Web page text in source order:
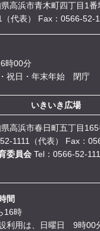
高浜市青木町四丁目1番
代表）
Fax：0566-52-
時00分
祝日・年末年始 閉庁
いきいき広場
高浜市春日町五丁目165
1111（代表）
Fax：
委員会 Tel：0566-52-
間
16時
利用は、日曜日 9時